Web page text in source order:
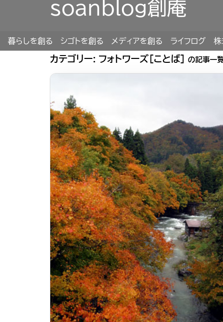
soanblog創庵
暮らしを創る シゴトを創る メディアを創る ライフログ 株
カテゴリー: フォトワーズ[ことば] の記事一